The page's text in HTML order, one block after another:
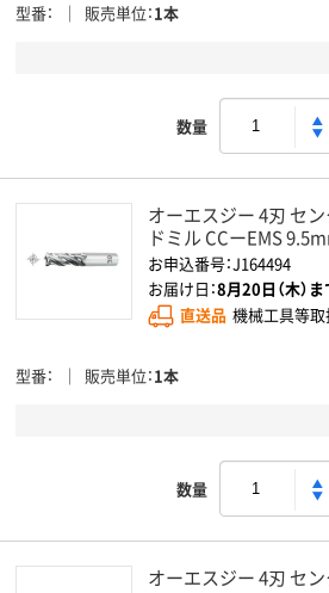
型番 販売単位 1本
数量
オーエスジー 4刃 セ
ドミル CCーEMS
お申込番号：J164494
お届け日：8月20日（木）ま
直送品 機械工具等
型番 販売単位 1本
数量
オーエスジー 4刃 セ